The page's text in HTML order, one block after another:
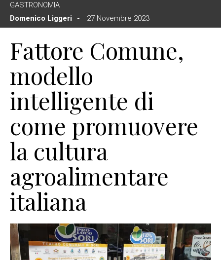
GASTRONOMIA
Domenico Liggeri
27 Novembre 2023
Fattore Comune,
modello
intelligente di
come promuovere
la cultura
agroalimentare
italiana